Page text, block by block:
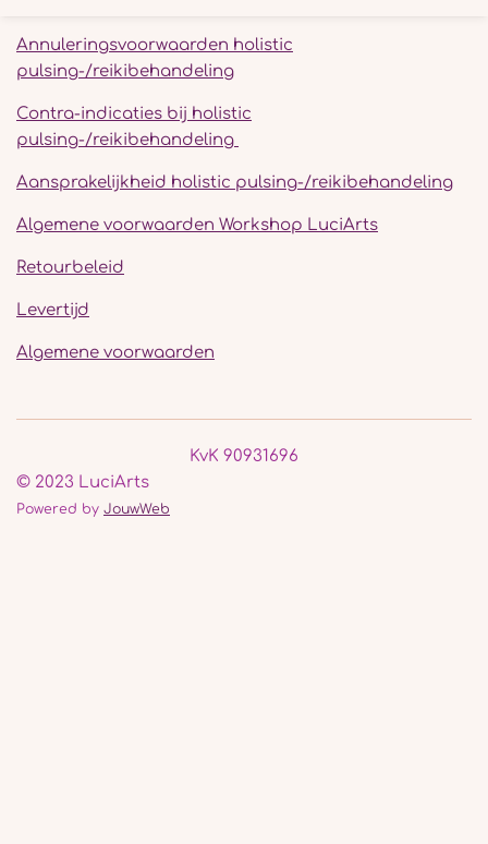
Annuleringsvoorwaarden holistic
pulsing-/reikibehandeling
Contra-indicaties bij holistic
pulsing-/reikibehandeling
Aansprakelijkheid holistic pulsing-/reikibehandeling
Algemene voorwaarden Workshop LuciArts
Retourbeleid
Levertijd
Algemene voorwaarden
KvK 90931696
© 2023 LuciArts
Powered by JouwWeb